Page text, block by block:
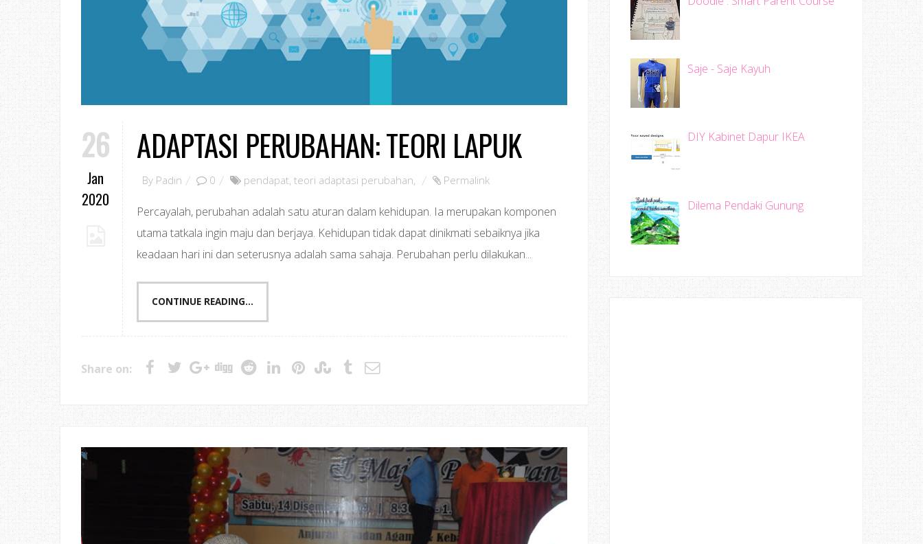
26
Jan
2020
ADAPTASI PERUBAHAN: TEORI LAPUK
By Padin 0 pendapat,teori adaptasi perubahan, Permalink
Percayalah, perubahan adalah satu aturan dalam kehidupan. Ia merupakan komponen
utama tatkala ingin maju dan berjaya. Kehidupan tidak dapat dinikmati sebaiknya jika
keadaan hari ini dan seterusnya adalah sama sahaja. Perubahan perlu dilakukan...
CONTINUE READING...
Share on:
Saje - Saje Kayuh
DIY Kabinet Dapur IKEA
Dilema Pendaki Gunung